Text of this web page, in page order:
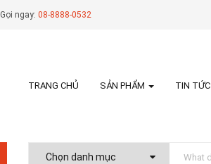
Gọi ngay: 08-8888-0532
TRANG CHỦ SẢN PHẨM TIN TỨC